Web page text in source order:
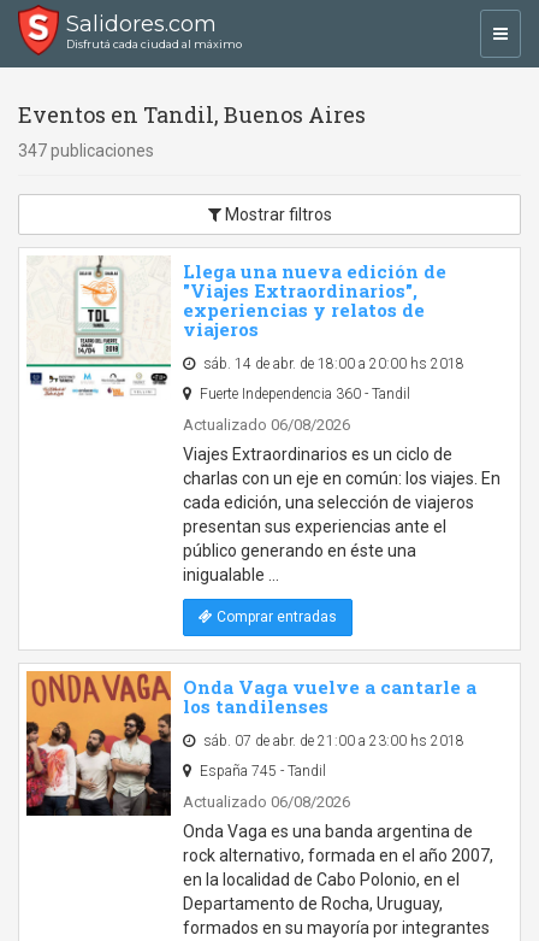
Salidores.com
Disfrutá cada ciudad al máximo
Eventos en Tandil, Buenos Aires
347 publicaciones
Mostrar filtros
Llega una nueva edición de
"Viajes Extraordinarios",
experiencias y relatos de
viajeros
sáb. 14 de abr. de 18:00 a 20:00 hs 2018
Fuerte Independencia 360 - Tandil
Actualizado 06/08/2026
Viajes Extraordinarios es un ciclo de
charlas con un eje en común: los viajes. En
cada edición, una selección de viajeros
presentan sus experiencias ante el
público generando en éste una
inigualable …
Comprar entradas
Onda Vaga vuelve a cantarle a
los tandilenses
sáb. 07 de abr. de 21:00 a 23:00 hs 2018
España 745 - Tandil
Actualizado 06/08/2026
Onda Vaga es una banda argentina de
rock alternativo, formada en el año 2007,
en la localidad de Cabo Polonio, en el
Departamento de Rocha, Uruguay,
formados en su mayoría por integrantes